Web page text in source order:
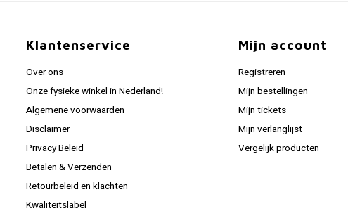
Klantenservice
Over ons
Onze fysieke winkel in Nederland!
Algemene voorwaarden
Disclaimer
Privacy Beleid
Betalen & Verzenden
Retourbeleid en klachten
Kwaliteitslabel
Mijn account
Registreren
Mijn bestellingen
Mijn tickets
Mijn verlanglijst
Vergelijk producten